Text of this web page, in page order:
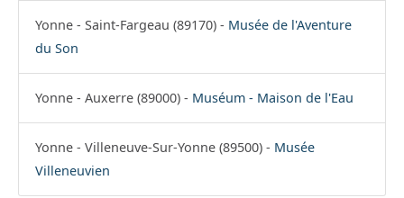
Yonne - Saint-Fargeau (89170) - Musée de l'Aventure
du Son
Yonne - Auxerre (89000) - Muséum - Maison de l'Eau
Yonne - Villeneuve-Sur-Yonne (89500) - Musée
Villeneuvien